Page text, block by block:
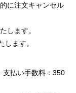
に注文キャンセル
します。
ます。
支払い手数料：350